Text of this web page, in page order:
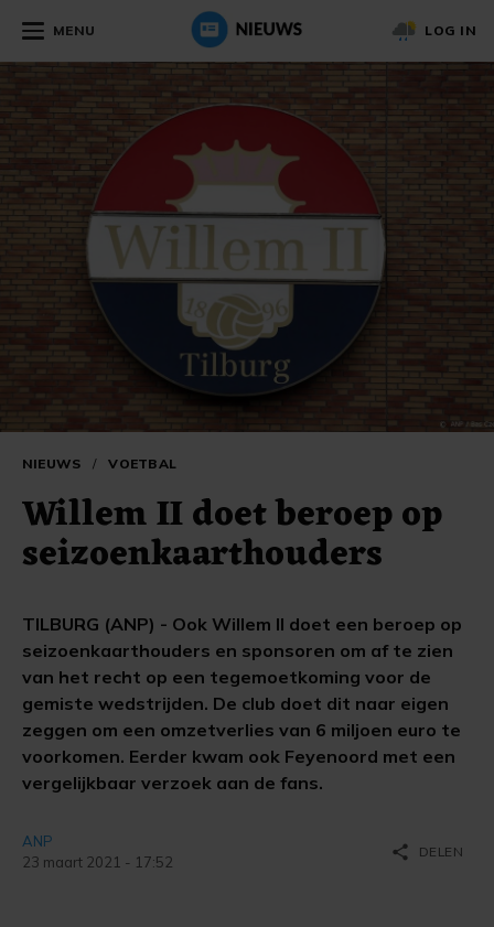
MENU LOG IN
NIEUWS / VOETBAL
Willem II doet beroep op
seizoenkaarthouders
TILBURG (ANP) - Ook Willem II doet een beroep op
seizoenkaarthouders en sponsoren om af te zien
van het recht op een tegemoetkoming voor de
gemiste wedstrijden. De club doet dit naar eigen
zeggen om een omzetverlies van 6 miljoen euro te
voorkomen. Eerder kwam ook Feyenoord met een
vergelijkbaar verzoek aan de fans.
ANP
23 maart 2021 - 17:52
share DELEN